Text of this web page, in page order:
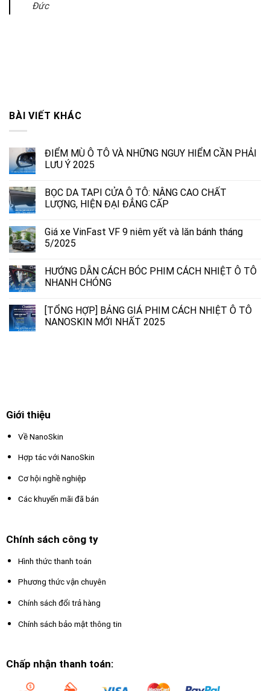
Đức
BÀI VIẾT KHÁC
ĐIỂM MÙ Ô TÔ VÀ NHỮNG NGUY HIỂM CẦN PHẢI
LƯU Ý 2025
BỌC DA TAPI CỬA Ô TÔ: NÂNG CAO CHẤT
LƯỢNG, HIỆN ĐẠI ĐẲNG CẤP
Giá xe VinFast VF 9 niêm yết và lăn bánh tháng
5/2025
HƯỚNG DẪN CÁCH BÓC PHIM CÁCH NHIỆT Ô TÔ
NHANH CHÓNG
[TỔNG HỢP] BẢNG GIÁ PHIM CÁCH NHIỆT Ô TÔ
NANOSKIN MỚI NHẤT 2025
Giới thiệu
Về NanoSkin
Hợp tác với NanoSkin
Cơ hội nghề nghiệp
Các khuyến mãi đã bán
Chính sách công ty
Hình thức thanh toán
Phương thức vận chuyên
Chính sách đổi trả hàng
Chính sách bảo mật thông tin
Chấp nhận thanh toán: